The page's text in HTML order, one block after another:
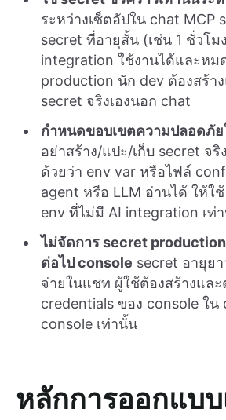
ระหว่างเซ็ตอัปใน chat MCP
secret ที่อายุสั้น (เช่น 1 ชั่วโม
integration ใช้งานได้และห
production นัก dev ต้องสร้า
secret จริงเองนอก chat
กำหนดขอบเขตความปลอดภั
อย่าสร้าง/แปะ/เก็บ secret จ
ด้วยว่า env var หรือไฟล์
agent หรือ LLM อ่านได้ ให้ใ
env ที่ไม่มี AI integration เท่
ไม่จัดการ secret
ต่อไป console secret อายุย
จ่ายในแชท ผู้ใช้ต้องสร้างแล
credentials ของ console ใน
console เท่านั้น
หลักการออกแบบ